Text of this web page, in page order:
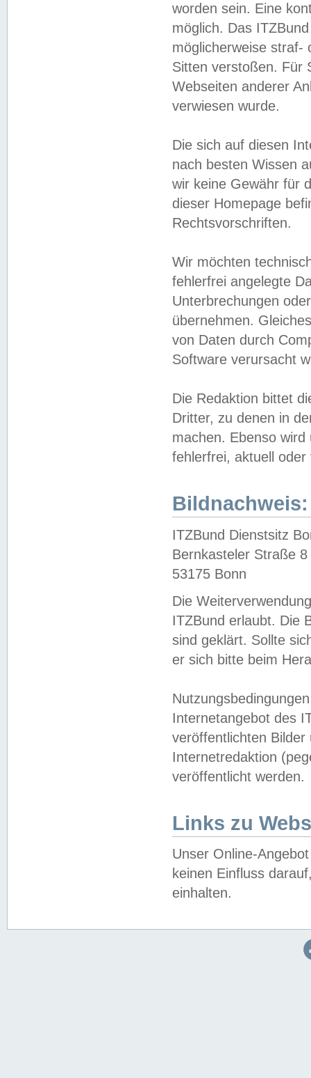
worden sein. Eine
möglich. Das
möglicherweise straf-
Sitten verstoßen. Für
Webseiten anderer
verwiesen wurde.
Die sich auf diesen
nach besten Wissen
wir keine Gewähr für
dieser Homepage
Rechtsvorschriften.
Wir möchten
fehlerfrei angelegte
Unterbrechungen
übernehmen.
von Daten durch
Software verursacht
Die Redaktion bittet
Dritter, zu denen in
machen. Ebenso
fehlerfrei, aktuell oder
Bildnachweis:
ITZBund Dienstsitz
Bernkasteler Straße 8
53175 Bonn
Die
ITZBund erlaubt. Die
sind geklärt. Sollte
er sich bitte beim
Internetangebot des
veröffentlichten
Internetredaktion
veröffentlicht werden.
Links zu
Unser Online-
keinen Einfluss
einhalten.